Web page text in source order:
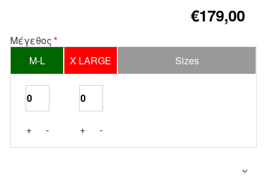
€179,00
Μέγεθος
M-L
X LARGE Sizes
+ - + -